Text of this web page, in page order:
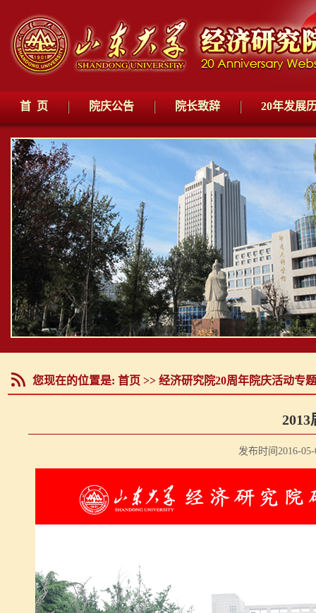
首 页 院庆公告 院长致辞 20年发展
您现在的位置是: 首页 >> 经济研究院20周年院庆活动专
2013
发布时间2016-